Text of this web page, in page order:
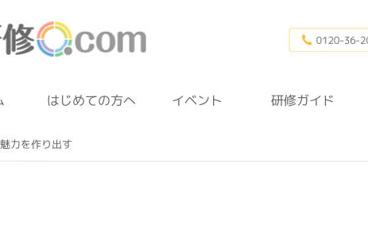
幼稚園研修.com
はじめての方へ イベント 研修ガイド
力を作り出す